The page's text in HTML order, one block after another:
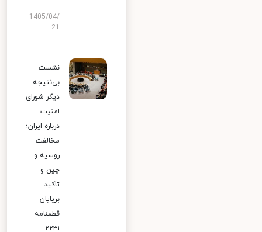
1405/04/
نشست
بی‌نتیجه
دیگر شورای
امنیت
درباره ایران؛
مخالفت
روسیه و
چین و
تاکید
برپایان
قطعنامه
۲۲۳۱